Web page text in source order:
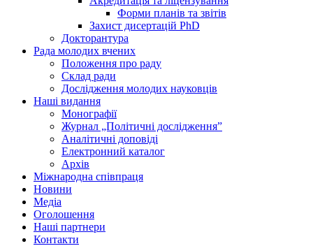
Форми планів та звітів
Захист дисертацій PhD
Докторантура
Рада молодих вчених
Положення про раду
Склад ради
Дослідження молодих науковців
Наші видання
Монографії
Журнал „Політичні дослідження”
Аналітичні доповіді
Електронний каталог
Архів
Міжнародна співпраця
Новини
Медіa
Оголошення
Наші партнери
Контакти